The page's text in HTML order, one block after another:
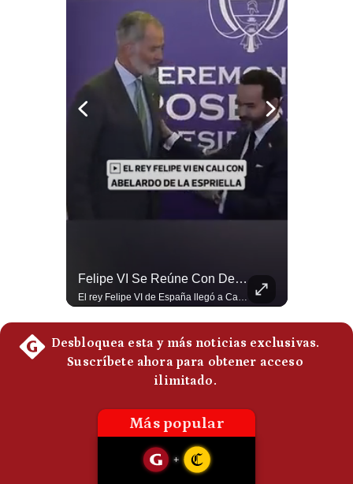
Frecuentes
Felipe VI Se Reúne Con De La Espriella Antes De La Investidura | Gestión Mundo